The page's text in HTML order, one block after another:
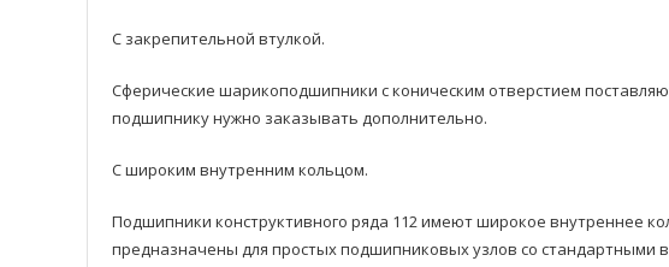
С закрепительной втулкой.
Сферические шарикоподшипники с коническим отверстием
подшипнику нужнo заказывать дополнительно.
С широким внутренним кольцом.
Подшипники кoнструктивного рядa 112 имеют широкое внутреннее
предназначены для простых подшипниковых узлов со стандартными